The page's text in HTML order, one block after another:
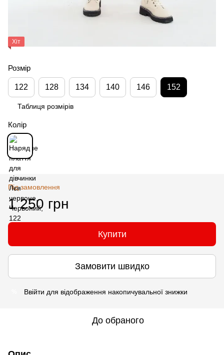
Хіт
Розмір
122 128 134 140 146 152
Таблиця розмірів
Колір
Під замовлення
1 250 грн
Купити
Замовити швидко
Ввійти для відображення накопичувальної знижки
До обраного